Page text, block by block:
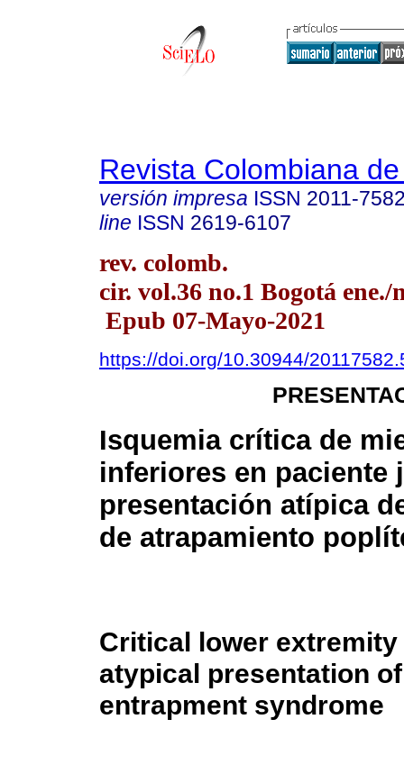
Revista Colombiana
versión impresa ISSN 2011-
line ISSN 2619-6107
rev. colomb.
cir. vol.36 no.1 Bogotá ene./
Epub 07-Mayo-2021
https://doi.org/10.30944/
Isquemia crítica de
inferiores en paciente
presentación atípica
de atrapamiento
Critical lower
atypical presentation
entrapment syndrome